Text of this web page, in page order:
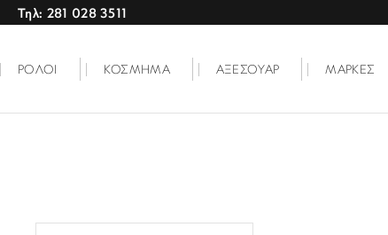
Τηλ: 281 028 3511
ΡΟΛΟΙ ΚΟΣΜΗΜΑ ΑΞΕΣΟΥΑΡ ΜΑΡΚΕΣ